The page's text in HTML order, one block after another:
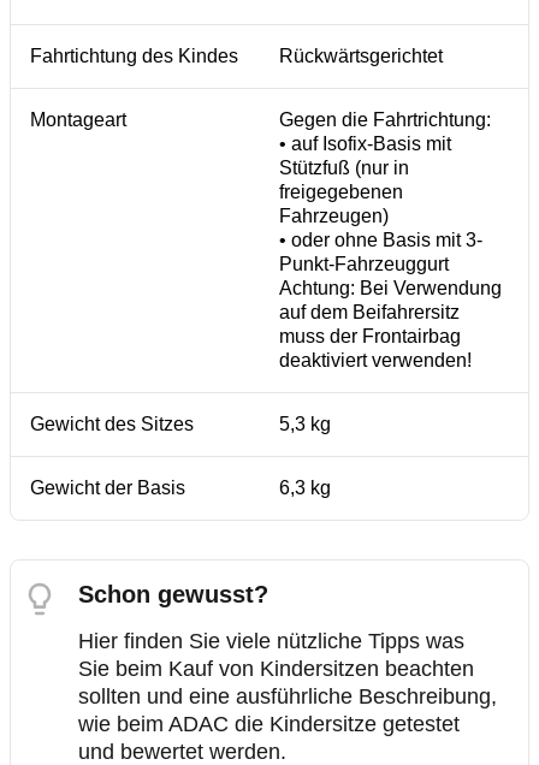
Fahrtichtung des Kindes Rückwärtsgerichtet
Montageart
Gegen die Fahrtrichtung:
• auf Isofix-Basis mit
Stützfuß (nur in
freigegebenen
Fahrzeugen)
• oder ohne Basis mit 3-
Punkt-Fahrzeuggurt
Achtung: Bei Verwendung
auf dem Beifahrersitz
muss der Frontairbag
deaktiviert verwenden!
Gewicht des Sitzes 5,3 kg
Gewicht der Basis 6,3 kg
Schon gewusst?
Hier finden Sie viele nützliche Tipps was
Sie beim Kauf von Kindersitzen beachten
sollten und eine ausführliche Beschreibung,
wie beim ADAC die Kindersitze getestet
und bewertet werden.